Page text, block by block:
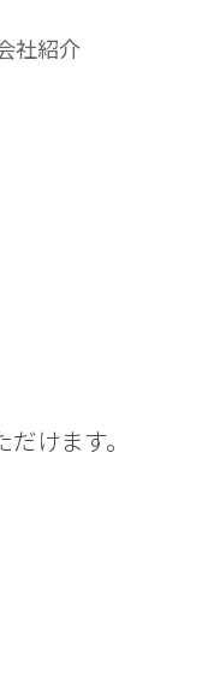
社紹介​
けます。